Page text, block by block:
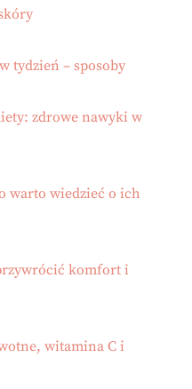
tydzień – sposoby
zdrowe nawyki w
warto wiedzieć o ich
komfort i
witamina C i